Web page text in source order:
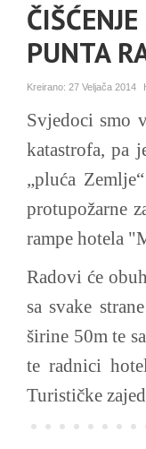
PUNTA
Kreirano: 27 Veljača 2014
Svjedoci smo
katastrofa, pa
„pluća
protupožarne
rampe hotela
Radovi će
sa svake
širine 50m te
te radnici
Turističke